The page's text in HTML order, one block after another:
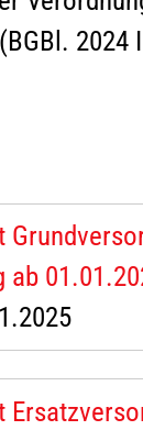
2024
ab